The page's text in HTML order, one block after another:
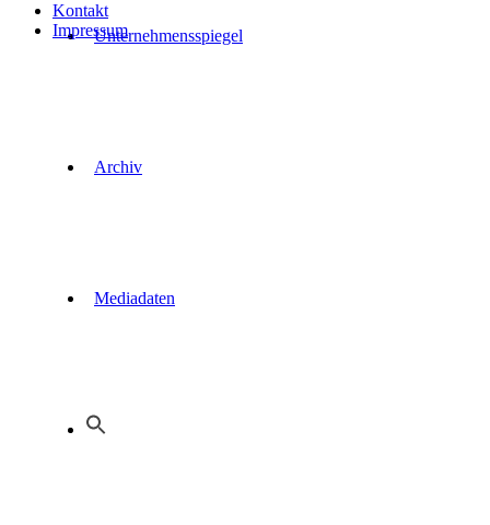
Unternehmensspiegel
Archiv
Mediadaten
Kontakt
Impressum